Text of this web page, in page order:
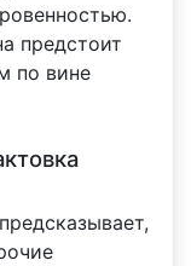
предстоит
по вине